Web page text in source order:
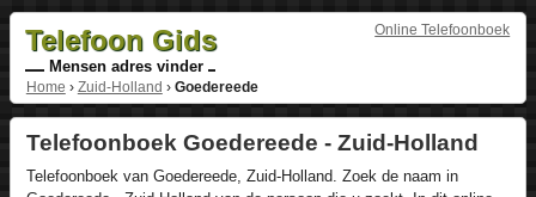
Online Telefoonboek
Telefoon Gids
Mensen adres vinder
Home › Zuid-Holland › Goedereede
Telefoonboek Goedereede - Zuid-Holland
Telefoonboek van Goedereede, Zuid-Holland. Zoek de naam in